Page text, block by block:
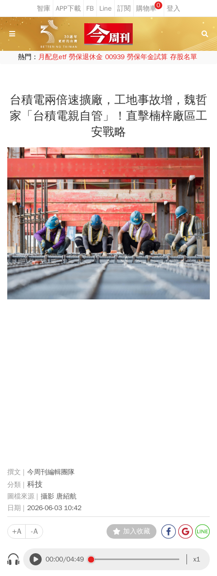
0
熱門： 月配息etf 勞保退休金 00939 勞保年金試算 存股名單
台積電兩倍速擴廠，工地事故增，魏哲
家「台積電親自管」！直擊楠梓廠區工
安戰略
今周刊編輯團隊
科技
攝影 唐紹航
2026-06-03 10:42
+A -A 加入收藏
00:00/04:49 x1